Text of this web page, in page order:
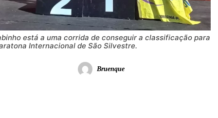
está a uma corrida de conseguir a classificação para
Internacional de São Silvestre.
Bruenque